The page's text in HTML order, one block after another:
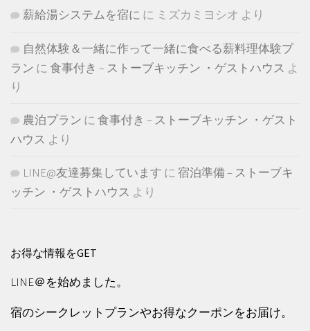
薪給湯システムを宿に に ミズカミヨシオ より
自然体験＆一緒に作って一緒に食べる薪料理体験プ
ラン に 食事付き – ストーブキッチン ・ゲストハウス よ
り
農泊プラン に 食事付き – ストーブキッチン ・ゲスト
ハウス より
LINE@友達募集しています に 宿泊準備 – ストーブキ
ッチン ・ゲストハウス より
お得な情報をGET
LINE＠を始めました。
宿のシークレットプランやお得なクーポンをお届け。